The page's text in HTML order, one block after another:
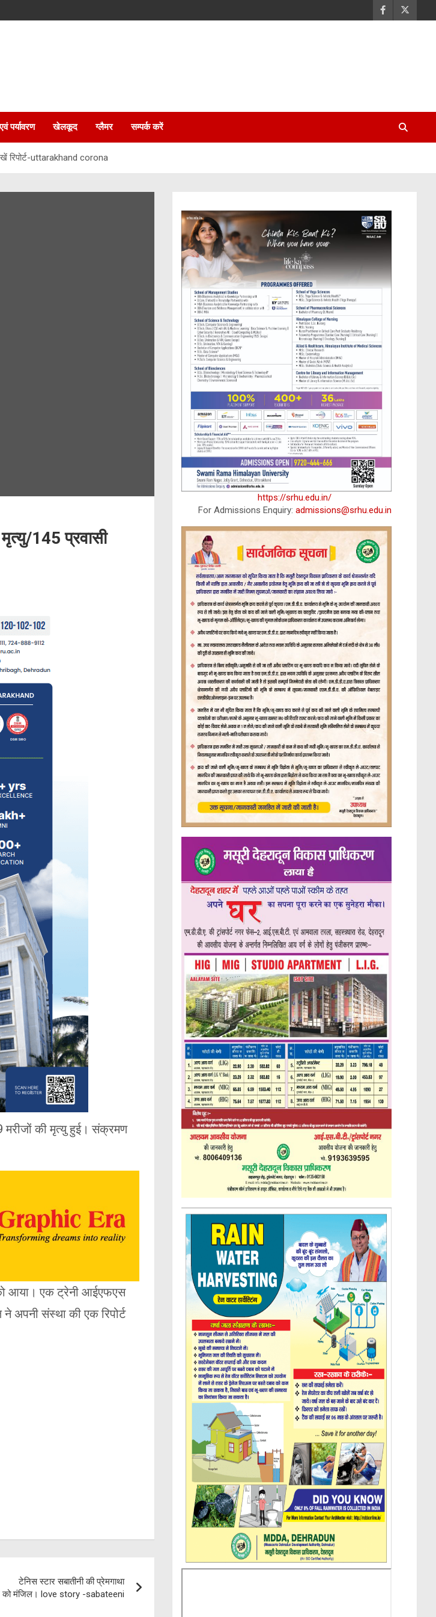
पर्यावरण खेलकूद ग्लैमर सम्पर्क करें
रिपोर्ट-uttarakhand corona
145 प्रवासी
मरीजों की मृत्यु हुई। संक्रमण
आया। एक ट्रेनी आईएफएस
अपनी संस्था की एक रिपोर्ट
टेनिस स्टार सबातीनी की प्रेमगाथा
को मंजिल। love story -sabateeni
https://srhu.edu.in/
For Admissions Enquiry: admissions@srhu.edu.in